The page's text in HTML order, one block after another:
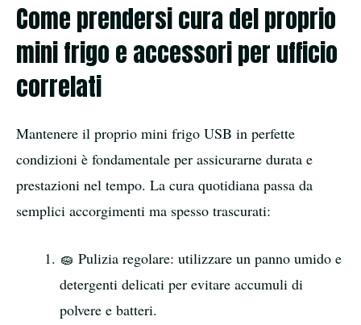
Come prendersi cura del proprio
mini frigo e accessori per ufficio
correlati
Mantenere il proprio mini frigo USB in perfette
condizioni è fondamentale per assicurarne durata e
prestazioni nel tempo. La cura quotidiana passa da
semplici accorgimenti ma spesso trascurati:
🧽 Pulizia regolare: utilizzare un panno umido e
detergenti delicati per evitare accumuli di
polvere e batteri.